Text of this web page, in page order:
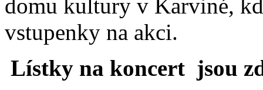
domu kultury v Karviné,
vstupenky na akci.
Lístky na koncert jsou